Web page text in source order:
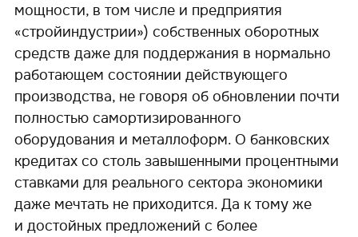
мощности, в том числе и предприятия
«стройиндустрии») собственных оборотных
средств даже для поддержания в нормально
работающем состоянии действующего
производства, не говоря об обновлении почти
полностью самортизированного
оборудования и металлоформ. О банковских
кредитах со столь завышенными процентными
ставками для реального сектора экономики
даже мечтать не приходится. Да к тому же
и достойных предложений с более